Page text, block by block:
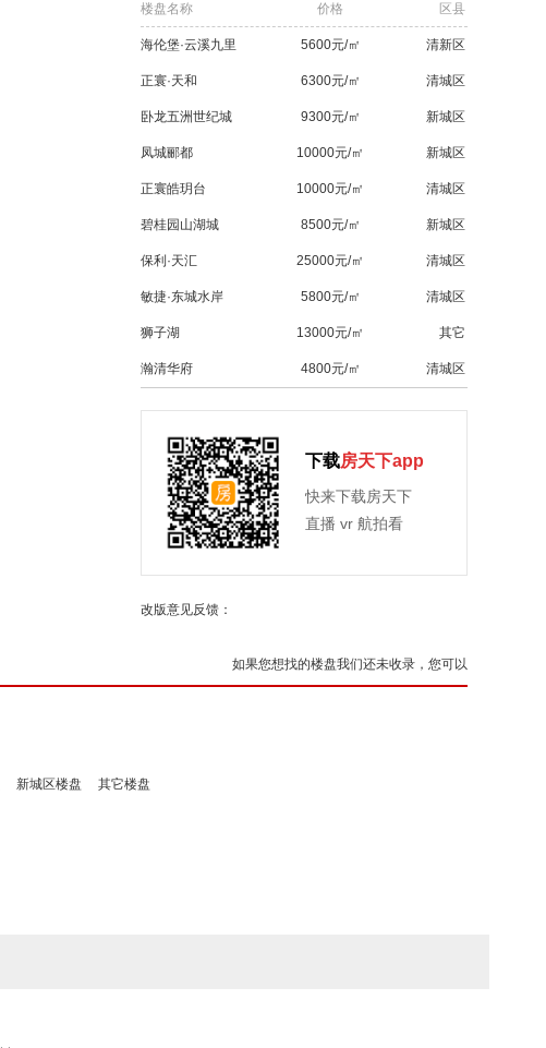
楼盘名称 价格 区县
海伦堡·云溪九里 5600元/㎡ 清新区
正寰·天和 6300元/㎡ 清城区
卧龙五洲世纪城 9300元/㎡ 新城区
凤城郦都 10000元/㎡ 新城区
正寰皓玥台 10000元/㎡ 清城区
碧桂园山湖城 8500元/㎡ 新城区
保利·天汇 25000元/㎡ 清城区
敏捷·东城水岸 5800元/㎡ 清城区
狮子湖 13000元/㎡ 其它
瀚清华府 4800元/㎡ 清城区
下载房天下app
快来下载房天下
直播 vr 航拍看
改版意见反馈：
如果您想找的楼盘我们还未收录，您可以
新城区楼盘 其它楼盘